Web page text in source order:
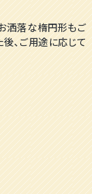
洒落な楕円形もご
、ご用途に応じて